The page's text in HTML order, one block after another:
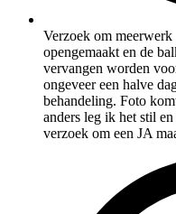
Verzoek om
opengemaakt en de
vervangen worden
ongeveer een halve
behandeling. Foto
anders leg ik het stil
verzoek om een JA